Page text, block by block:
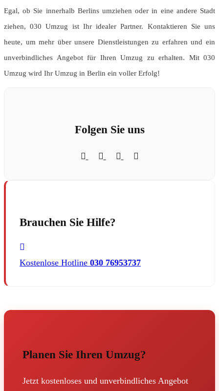
Egal, ob Sie innerhalb Berlins umziehen oder in eine andere Stadt
ziehen, 030 Umzug ist Ihr idealer Partner. Kontaktieren Sie uns
heute, um mehr über unsere Dienstleistungen zu erfahren und ein
unverbindliches Angebot für Ihren Umzug zu erhalten. Mit 030
Umzug wird Ihr Umzug in Berlin ein voller Erfolg!
Folgen Sie uns
Brauchen Sie Hilfe?
Kostenlose Hotline 030 76953737
Planen Sie Ihren Umzug?
Jetzt kostenloses und unverbindliches Angebot